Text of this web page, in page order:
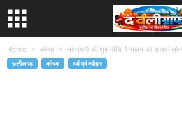
Home कोरबा नागपंचमी की शुभ तिथि में सावन का सातवां
छत्तीसगढ़ कोरबा धर्म एवं त्यौहार